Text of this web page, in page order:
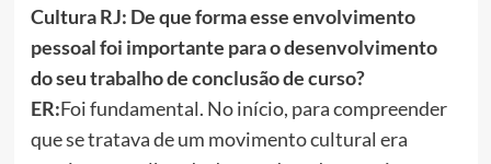
Cultura RJ: De que forma esse envolvimento
pessoal foi importante para o desenvolvimento
do seu trabalho de conclusão de curso?
ER:Foi fundamental. No início, para compreender
que se tratava de um movimento cultural era